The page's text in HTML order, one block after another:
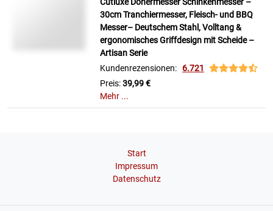
Cutluxe Dönermesser Schinkenmesser –
30cm Tranchiermesser, Fleisch- und BBQ
Messer– Deutschem Stahl, Volltang &
ergonomisches Griffdesign mit Scheide –
Artisan Serie
Kundenrezensionen: 6.721
Preis:39,99 €
Mehr ...
Start
Impressum
Datenschutz